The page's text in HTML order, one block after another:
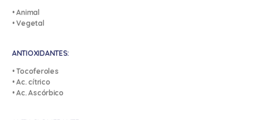
• Animal
• Vegetal
ANTIOXIDANTES:
• Tocoferoles
• Ac. cítrico
• Ac. Ascórbico